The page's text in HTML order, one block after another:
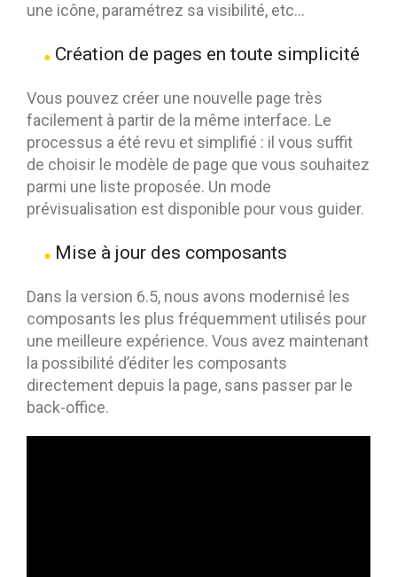
une icône, paramétrez sa visibilité, etc…
Création de pages en toute simplicité
Vous pouvez créer une nouvelle page très
facilement à partir de la même interface. Le
processus a été revu et simplifié : il vous suffit
de choisir le modèle de page que vous souhaitez
parmi une liste proposée. Un mode
prévisualisation est disponible pour vous guider.
Mise à jour des composants
Dans la version 6.5, nous avons modernisé les
composants les plus fréquemment utilisés pour
une meilleure expérience. Vous avez maintenant
la possibilité d’éditer les composants
directement depuis la page, sans passer par le
back-office.